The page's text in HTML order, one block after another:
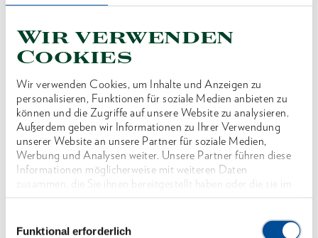
Wir verwenden
Cookies
Wir verwenden Cookies, um Inhalte und Anzeigen zu
personalisieren, Funktionen für soziale Medien anbieten zu
können und die Zugriffe auf unsere Website zu analysieren.
Außerdem geben wir Informationen zu Ihrer Verwendung
unserer Website an unsere Partner für soziale Medien,
Werbung und Analysen weiter. Unsere Partner führen diese
Informationen möglicherweise mit weiteren Daten
zusammen, die Sie ihnen bereitgestellt haben oder die sie im
Rahmen Ihrer Nutzung der Dienste gesammelt haben. Unsere
Funktional erforderlich
Produktlinie EAN4010886621134
Produktbeschreibung
Ausführung nach DIN 896, Form B, ISO 2236, ISO
1085
Mit Hohlschaft, aus Stahlrohr, DIN 2391 nahtlos,
gehärtet, aus Werkstoff C35, verchromt
Mit Bohrung für Drehstifte No. 26 D und No. 26
RS (bitte separat bestellen)